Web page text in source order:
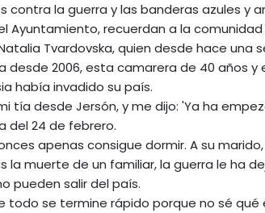
contra la guerra y las banderas azules y
Ayuntamiento, recuerdan a la
Tvardovska, quien desde hace una
desde 2006, esta camarera de 40 años
había invadido su país.
tía desde Jersón, y me dijo: 'Ya ha
del 24 de febrero.
apenas consigue dormir. A su
la muerte de un familiar, la guerra le ha
pueden salir del país.
todo se termine rápido porque no sé